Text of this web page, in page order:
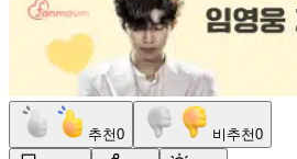
추천0 비추천0